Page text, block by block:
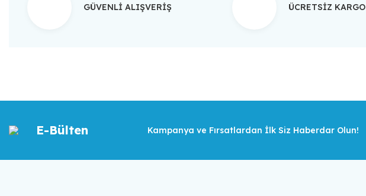
GÜVENLİ ALIŞVERİŞ ÜCRETSİZ KARGO
E-Bülten Kampanya ve Fırsatlardan İlk Siz Haberdar Olun!